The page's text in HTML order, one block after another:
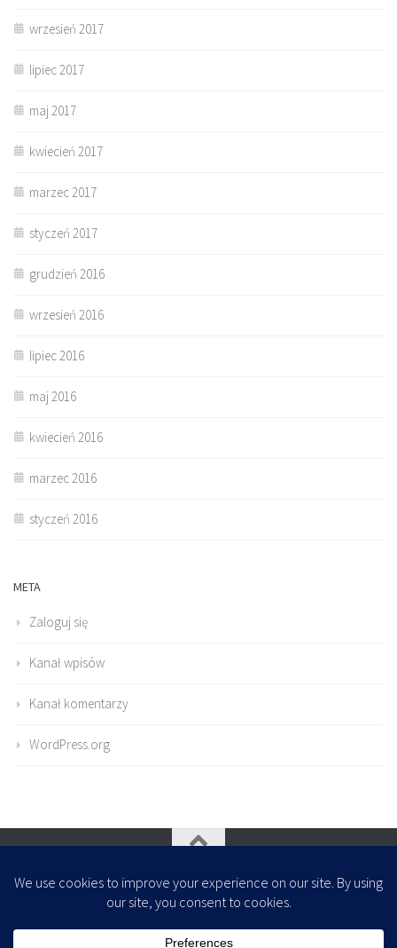
wrzesień 2017
lipiec 2017
maj 2017
kwiecień 2017
marzec 2017
styczeń 2017
grudzień 2016
wrzesień 2016
lipiec 2016
maj 2016
kwiecień 2016
marzec 2016
styczeń 2016
META
Zaloguj się
Kanał wpisów
Kanał komentarzy
WordPress.org